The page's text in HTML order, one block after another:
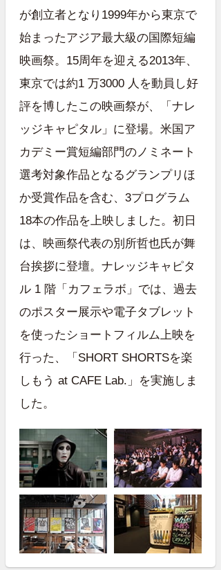
が創立者となり1999年から東京で
始まったアジア最大級の国際短編
映画祭。15周年を迎える2013年、
東京では約1 万3000 人を動員し好
評を博したこの映画祭が、「ナレ
ッジキャピタル」に登場。米国ア
カデミー賞短編部門のノミネート
選考対象作品となるグランプリほ
か受賞作品を含む、3プログラム
18本の作品を上映しました。初日
は、映画祭代表の別所哲也氏が舞
台挨拶に登壇。ナレッジキャピタ
ル 1 階「カフェラボ」では、過去
のポスター展示や電子タブレット
を使ったショートフィルム上映を
行った、「SHORT SHORTSを楽
しもう at CAFE Lab.」を実施しま
した。